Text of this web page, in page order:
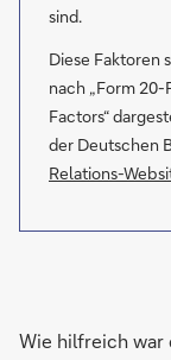
sind.
Diese Faktoren
nach „Form 20-
Factors“
der Deutschen
Relations-
Wie hilfreich war